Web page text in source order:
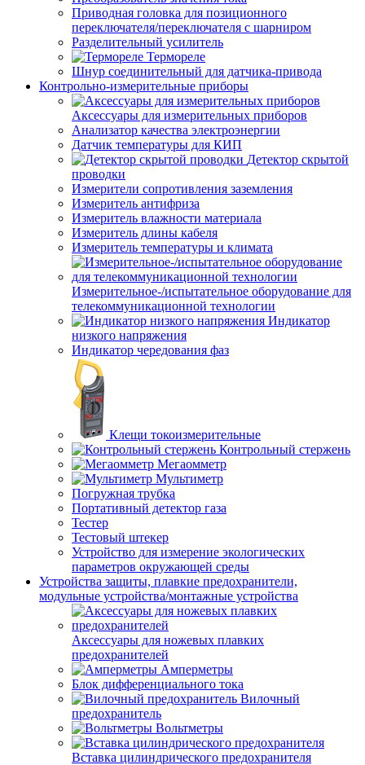
Приводная головка для позиционного
переключателя/переключателя с шарниром
Разделительный усилитель
Термореле
Шнур соединительный для датчика-привода
Контрольно-измерительные приборы
Аксессуары для измерительных приборов
Анализатор качества электроэнергии
Датчик температуры для КИП
Детектор скрытой
проводки
Измерители сопротивления заземления
Измеритель антифриза
Измеритель влажности материала
Измеритель длины кабеля
Измеритель температуры и климата
Измерительное-/испытательное оборудование для
телекоммуникационной технологии
Индикатор
низкого напряжения
Индикатор чередования фаз
Клещи токоизмерительные
Контрольный стержень
Мегаомметр
Мультиметр
Погружная трубка
Портативный детектор газа
Тестер
Тестовый штекер
Устройство для измерение экологических
параметров окружающей среды
Устройства защиты, плавкие предохранители,
модульные устройства/монтажные устройства
Аксессуары для ножевых плавких
предохранителей
Амперметры
Блок дифференциального тока
Вилочный
предохранитель
Вольтметры
Вставка цилиндрического предохранителя